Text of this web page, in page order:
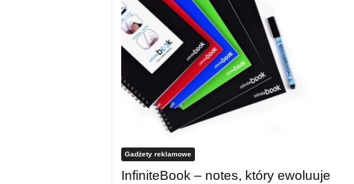
Gadżety reklamowe
InfiniteBook – notes, który ewoluuje